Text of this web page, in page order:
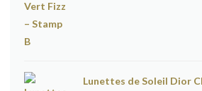
Lunettes de Soleil Dior